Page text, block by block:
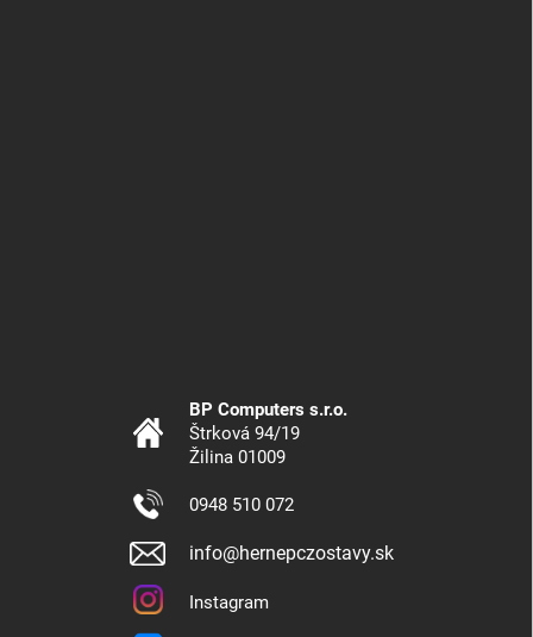
BP Computers s.r.o.
Štrková 94/19
Žilina 01009
0948 510 072
info@hernepczostavy.sk
Instagram